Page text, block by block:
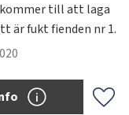
till att laga
är fukt fienden nr 1.
Add